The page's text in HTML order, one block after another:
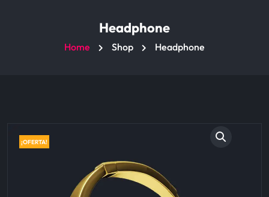
Headphone
Home Shop Headphone
¡OFERTA!